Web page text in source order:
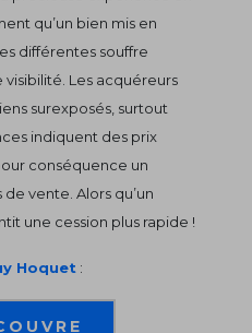
qu’un bien mis en
différentes souffre
Les acquéreurs
surexposés, surtout
indiquent des prix
conséquence un
vente. Alors qu’un
une cession plus rapide !
Hoquet :